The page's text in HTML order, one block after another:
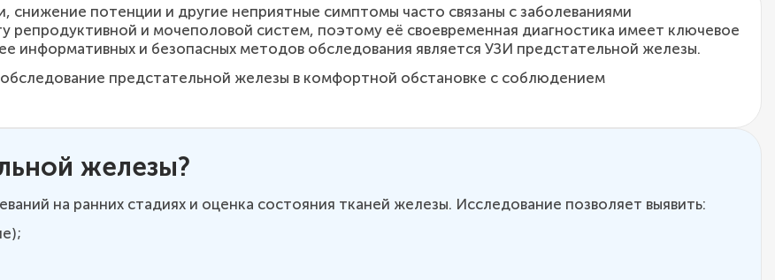
потенции и другие неприятные симптомы часто связаны с заболеваниями
репродуктивной и мочеполовой систем, поэтому её своевременная диагностика имеет ключевое
информативных и безопасных методов обследования является УЗИ предстательной железы.
предстательной железы в комфортной обстановке с соблюдением
железы?
на ранних стадиях и оценка состояния тканей железы. Исследование позволяет выявить: